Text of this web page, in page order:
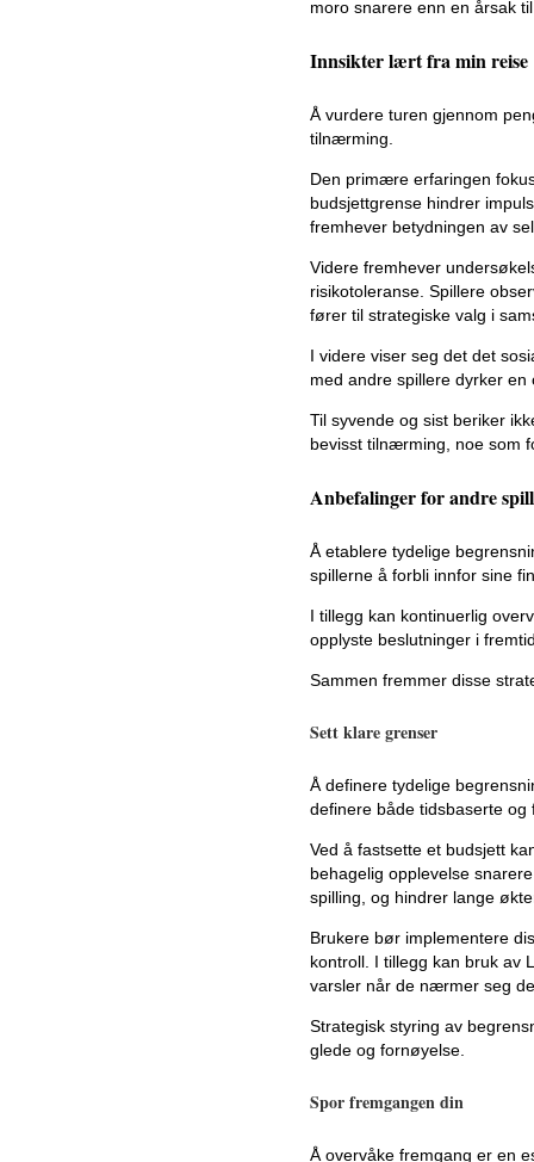
moro snarere enn en årsak
Innsikter lært fra min reise
Å vurdere turen gjennom
tilnærming.
Den primære erfaringen
budsjettgrense hindrer
fremhever betydningen av
Videre fremhever
risikotoleranse. Spillere
fører til strategiske valg i
I videre viser seg det det
med andre spillere dyrker
Til syvende og sist beriker
bevisst tilnærming, noe som
Anbefalinger for andre
Å etablere tydelige
spillerne å forbli innfor sine
I tillegg kan kontinuerlig
opplyste beslutninger i
Sammen fremmer disse
Sett klare grenser
Å definere tydelige
definere både tidsbaserte
Ved å fastsette et budsjett
behagelig opplevelse
spilling, og hindrer lange
Brukere bør implementere
kontroll. I tillegg kan bruk av
varsler når de nærmer seg
Strategisk styring av
glede og fornøyelse.
Spor fremgangen din
Å overvåke fremgang er en